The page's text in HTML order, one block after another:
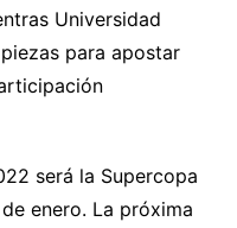
Universidad
para apostar
será la Supercopa
enero. La próxima